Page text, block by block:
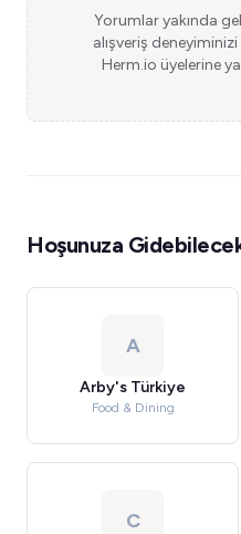
Yorumlar yakında
alışveriş
Herm.io üyelerine
Hoşunuza
A
Arby's Türkiye
Food & Dining
C